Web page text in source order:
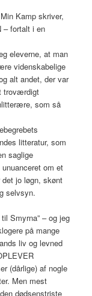
Kamp skriver,
– fortalt i en
eleverne, at man
videnskabelige
alt andet, der var
troværdigt
som så
litteratur, som
saglige
om et
jo løgn, skønt
selvsyn.
Smyrna” – og jeg
på mange
liv og levned
(dårlige) af nogle
Men mest
dødsenstriste